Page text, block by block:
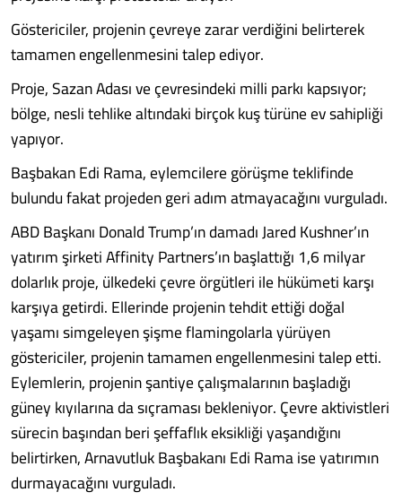
Göstericiler, projenin çevreye zarar verdiğini belirterek
tamamen engellenmesini talep ediyor.
Proje, Sazan Adası ve çevresindeki milli parkı kapsıyor;
bölge, nesli tehlike altındaki birçok kuş türüne ev sahipliği
yapıyor.
Başbakan Edi Rama, eylemcilere görüşme teklifinde
bulundu fakat projeden geri adım atmayacağını vurguladı.
ABD Başkanı Donald Trump’ın damadı Jared Kushner’ın
yatırım şirketi Affinity Partners’ın başlattığı 1,6 milyar
dolarlık proje, ülkedeki çevre örgütleri ile hükümeti karşı
karşıya getirdi. Ellerinde projenin tehdit ettiği doğal
yaşamı simgeleyen şişme flamingolarla yürüyen
göstericiler, projenin tamamen engellenmesini talep etti.
Eylemlerin, projenin şantiye çalışmalarının başladığı
güney kıyılarına da sıçraması bekleniyor. Çevre aktivistleri
sürecin başından beri şeffaflık eksikliği yaşandığını
belirtirken, Arnavutluk Başbakanı Edi Rama ise yatırımın
durmayacağını vurguladı.